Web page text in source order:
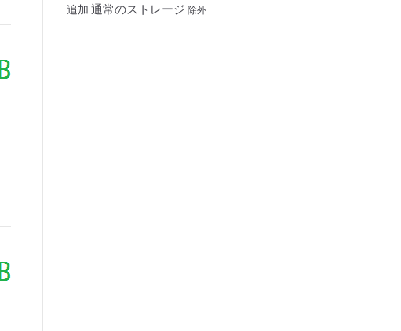
追加 通常のストレージ 除外